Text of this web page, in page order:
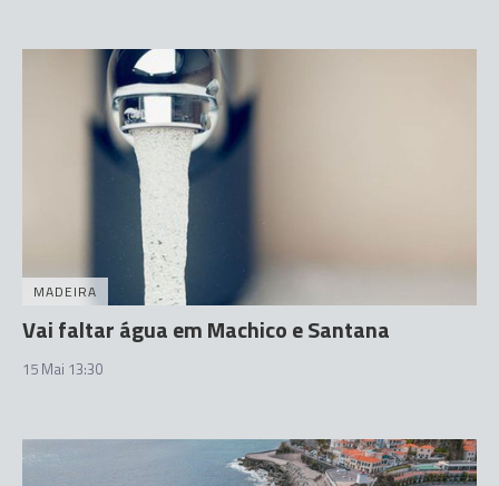
MADEIRA
Vai faltar água em Machico e Santana
15 Mai 13:30